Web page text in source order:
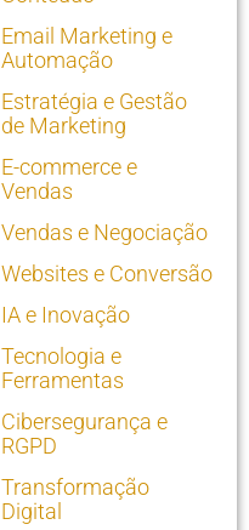
Email Marketing e
Automação
Estratégia e Gestão
de Marketing
E-commerce e
Vendas
Vendas e Negociação
Websites e Conversão
IA e Inovação
Tecnologia e
Ferramentas
Cibersegurança e
RGPD
Transformação
Digital